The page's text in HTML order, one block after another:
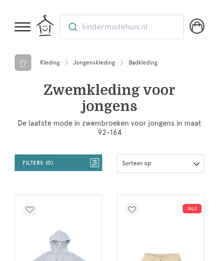
kindermodehuis.nl
Kleding Jongenskleding Badkleding
Zwemkleding voor
jongens
De laatste mode in zwembroeken voor jongens in maat
92-164
FILTERS 0 Sorteer op
SALE